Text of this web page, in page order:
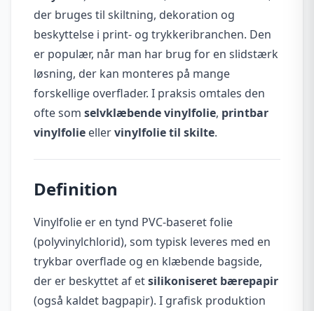
der bruges til skiltning, dekoration og
beskyttelse i print- og trykkeribranchen. Den
er populær, når man har brug for en slidstærk
løsning, der kan monteres på mange
forskellige overflader. I praksis omtales den
ofte som selvklæbende vinylfolie, printbar
vinylfolie ellervinylfolie til skilte.
Definition
Vinylfolie er en tynd PVC-baseret folie
(polyvinylchlorid), som typisk leveres med en
trykbar overflade og en klæbende bagside,
der er beskyttet af etsilikoniseret bærepapir
(også kaldet bagpapir). I grafisk produktion